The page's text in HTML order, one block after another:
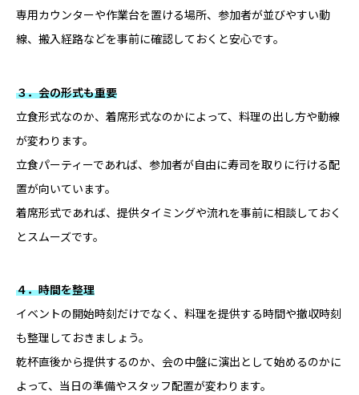
専用カウンターや作業台を置ける場所、参加者が並びやすい動
線、搬入経路などを事前に確認しておくと安心です。
３．会の形式も重要
立食形式なのか、着席形式なのかによって、料理の出し方や動線
が変わります。
立食パーティーであれば、参加者が自由に寿司を取りに行ける配
置が向いています。
着席形式であれば、提供タイミングや流れを事前に相談しておく
とスムーズです。
４．時間を整理
イベントの開始時刻だけでなく、料理を提供する時間や撤収時刻
も整理しておきましょう。
乾杯直後から提供するのか、会の中盤に演出として始めるのかに
よって、当日の準備やスタッフ配置が変わります。